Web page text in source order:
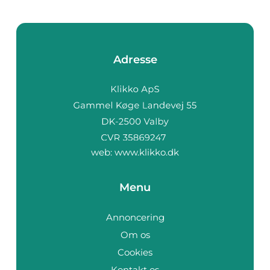
Adresse
web: www.klikko.dk
Menu
Annoncering
Om os
Cookies